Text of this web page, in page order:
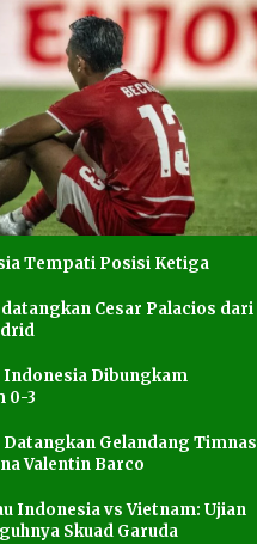
Tempati Posisi Ketiga
Cesar Palacios dari
Dibungkam
0-3
Datangkan Gelandang Timnas
Valentin Barco
Indonesia vs Vietnam: Ujian
Skuad Garuda